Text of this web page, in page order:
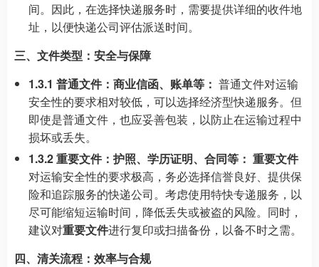
间。因此，在选择快递服务时，需要提供详细的收件地
址，以便快递公司评估派送时间。
三、文件类型：安全与保障
1.3.1 普通文件：商业信函、账单等： 普通文件对运输
安全性的要求相对较低，可以选择经济型快递服务。但
即使是普通文件，也应妥善包装，以防止在运输过程中
损坏或丢失。
1.3.2 重要文件：护照、学历证明、合同等： 重要文件
对运输安全性的要求极高，务必选择信誉良好、提供保
险和追踪服务的快递公司。考虑使用特快专递服务，以
尽可能缩短运输时间，降低丢失或被盗的风险。同时，
建议对重要文件进行复印或扫描备份，以备不时之需。
四、清关流程：效率与合规